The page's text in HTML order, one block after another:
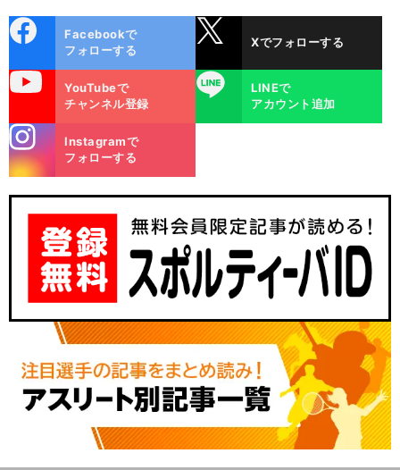
ok
Facebookで
フォローする
Xでフォローする
YouTubeで
チャンネル登録
LINE
LINEで
アカウント追加
m
Instagramで
フォローする